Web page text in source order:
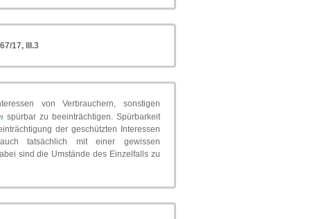
17, III.3
von Verbrauchern, sonstigen
spürbar zu beeinträchtigen. Spürbarkeit
der geschützten Interessen
tatsächlich mit einer gewissen
sind die Umstände des Einzelfalls zu